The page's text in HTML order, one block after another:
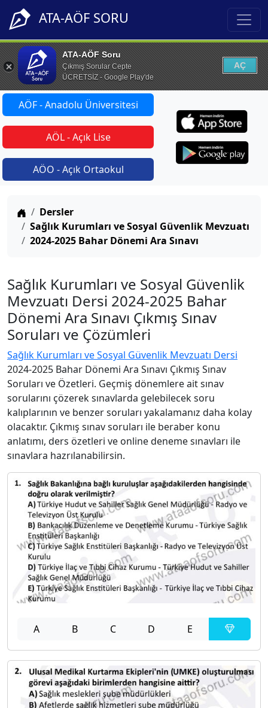
ATA-AÖF SORU
ATA-AÖF Soru
Çıkmış Sorular Cepte
ÜCRETSİZ - Google Play'de
AÇ
AÖF - Anadolu Üniversitesi
AÖL - Açık Lise
AÖO - Açık Ortaokul
Anasayfa
Dersler
Sağlık Kurumları ve Sosyal Güvenlik Mevzuatı
2024-2025 Bahar Dönemi Ara Sınavı
Sağlık Kurumları ve Sosyal Güvenlik
Mevzuatı Dersi 2024-2025 Bahar
Dönemi Ara Sınavı Çıkmış Sınav
Soruları ve Çözümleri
Sağlık Kurumları ve Sosyal Güvenlik Mevzuatı Dersi
2024-2025 Bahar Dönemi Ara Sınavı Çıkmış Sınav
Soruları ve Özetleri. Geçmiş dönemlere ait sınav
sorularını çözerek sınavlarda gelebilecek soru
kalıplarının ve benzer soruları yakalamanız daha kolay
olacaktır. Çıkmış sınav soruları ile beraber konu
anlatımı, ders özetleri ve online deneme sınavları ile
sınavlara hazrılanabilirsin.
A B C D E